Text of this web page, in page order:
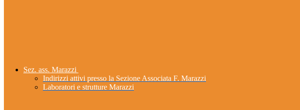
Sez. ass. Marazzi
Indirizzi attivi presso la Sezione Associata F. Marazzi
Laboratori e strutture Marazzi